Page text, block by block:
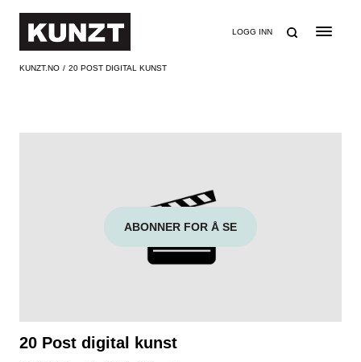
LOGG INN
KUNZT.NO 20 POST DIGITAL KUNST
ABONNER FOR Å SE
20 Post digital kunst